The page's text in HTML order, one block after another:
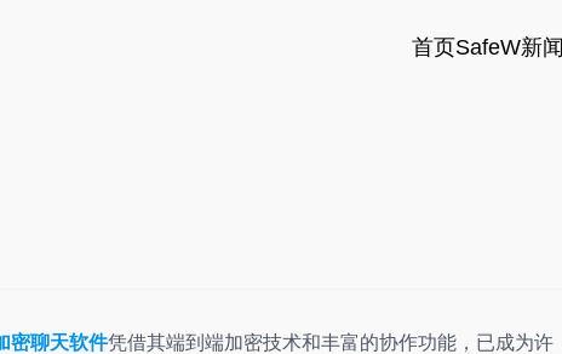
首页SafeW新闻
密聊天软件凭借其端到端加密技术和丰富的协作功能，已成为许